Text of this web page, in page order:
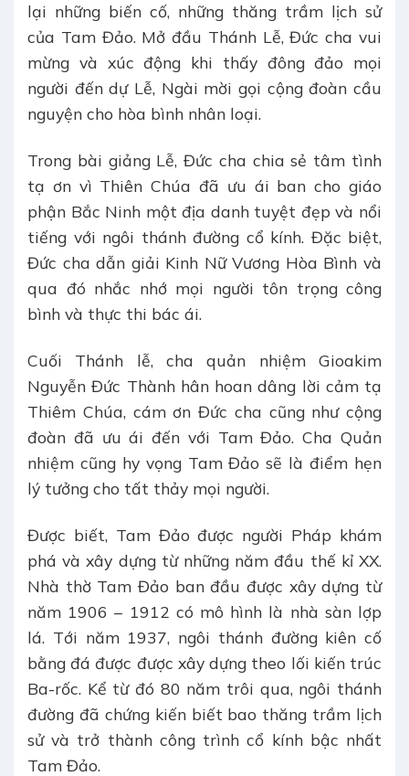
lại những biến cố, những thăng trầm lịch sử
của Tam Đảo. Mở đầu Thánh Lễ, Đức cha vui
mừng và xúc động khi thấy đông đảo mọi
người đến dự Lễ, Ngài mời gọi cộng đoàn cầu
nguyện cho hòa bình nhân loại.
Trong bài giảng Lễ, Đức cha chia sẻ tâm tình
tạ ơn vì Thiên Chúa đã ưu ái ban cho giáo
phận Bắc Ninh một địa danh tuyệt đẹp và nổi
tiếng với ngôi thánh đường cổ kính. Đặc biệt,
Đức cha dẫn giải Kinh Nữ Vương Hòa Bình và
qua đó nhắc nhớ mọi người tôn trọng công
bình và thực thi bác ái.
Cuối Thánh lễ, cha quản nhiệm Gioakim
Nguyễn Đức Thành hân hoan dâng lời cảm tạ
Thiêm Chúa, cám ơn Đức cha cũng như cộng
đoàn đã ưu ái đến với Tam Đảo. Cha Quản
nhiệm cũng hy vọng Tam Đảo sẽ là điểm hẹn
lý tưởng cho tất thảy mọi người.
Được biết, Tam Đảo được người Pháp khám
phá và xây dựng từ những năm đầu thế kỉ XX.
Nhà thờ Tam Đảo ban đầu được xây dựng từ
năm 1906 – 1912 có mô hình là nhà sàn lợp
lá. Tới năm 1937, ngôi thánh đường kiên cố
bằng đá được được xây dựng theo lối kiến trúc
Ba-rốc. Kể từ đó 80 năm trôi qua, ngôi thánh
đường đã chứng kiến biết bao thăng trầm lịch
sử và trở thành công trình cổ kính bậc nhất
Tam Đảo.